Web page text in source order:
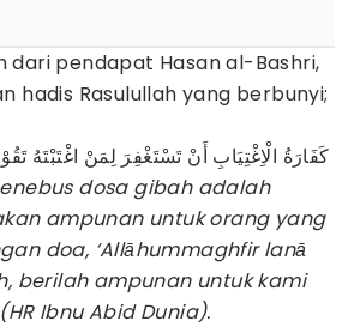
dari pendapat Hasan al-Bashri,
hadis Rasulullah yang berbunyi;
كَفَارَةُ الْاِغْتِيَابِ أَنْ تَسْتَغْفِرَ لِمَنْ اغْتَبْتَهُ
dosa gibah adalah
ampunan untuk orang yang
doa, ‘Allāhummaghfir lanā
berilah ampunan untuk kami
Ibnu Abid Dunia).